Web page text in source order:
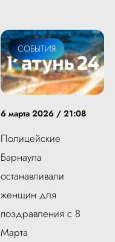
СОБЫТИЯ
6 марта 2026 / 21:08
Полицейские
Барнаула
останавливали
женщин для
поздравления с 8
Марта